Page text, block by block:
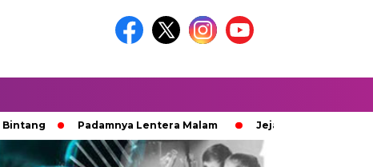
Padamnya Lentera Malam Jejak 100 Hari Pemburu Kayu